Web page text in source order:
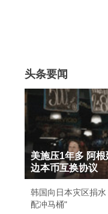
头条要闻
美施压1年多 阿
边本币互换协议
韩国向日本灾区捐
配冲马桶"